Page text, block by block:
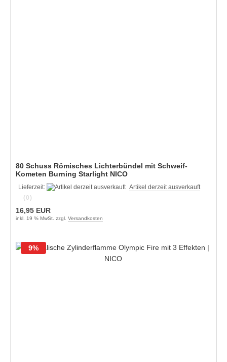
80 Schuss Römisches Lichterbündel mit Schweif-
Kometen Burning Starlight NICO
Lieferzeit:
Artikel derzeit ausverkauft
(0)
16,95 EUR
inkl. 19 % MwSt. zzgl. Versandkosten
9%